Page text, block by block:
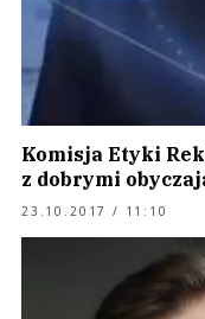
Komisja Etyki
z dobrymi
23.10.2017 / 11:10